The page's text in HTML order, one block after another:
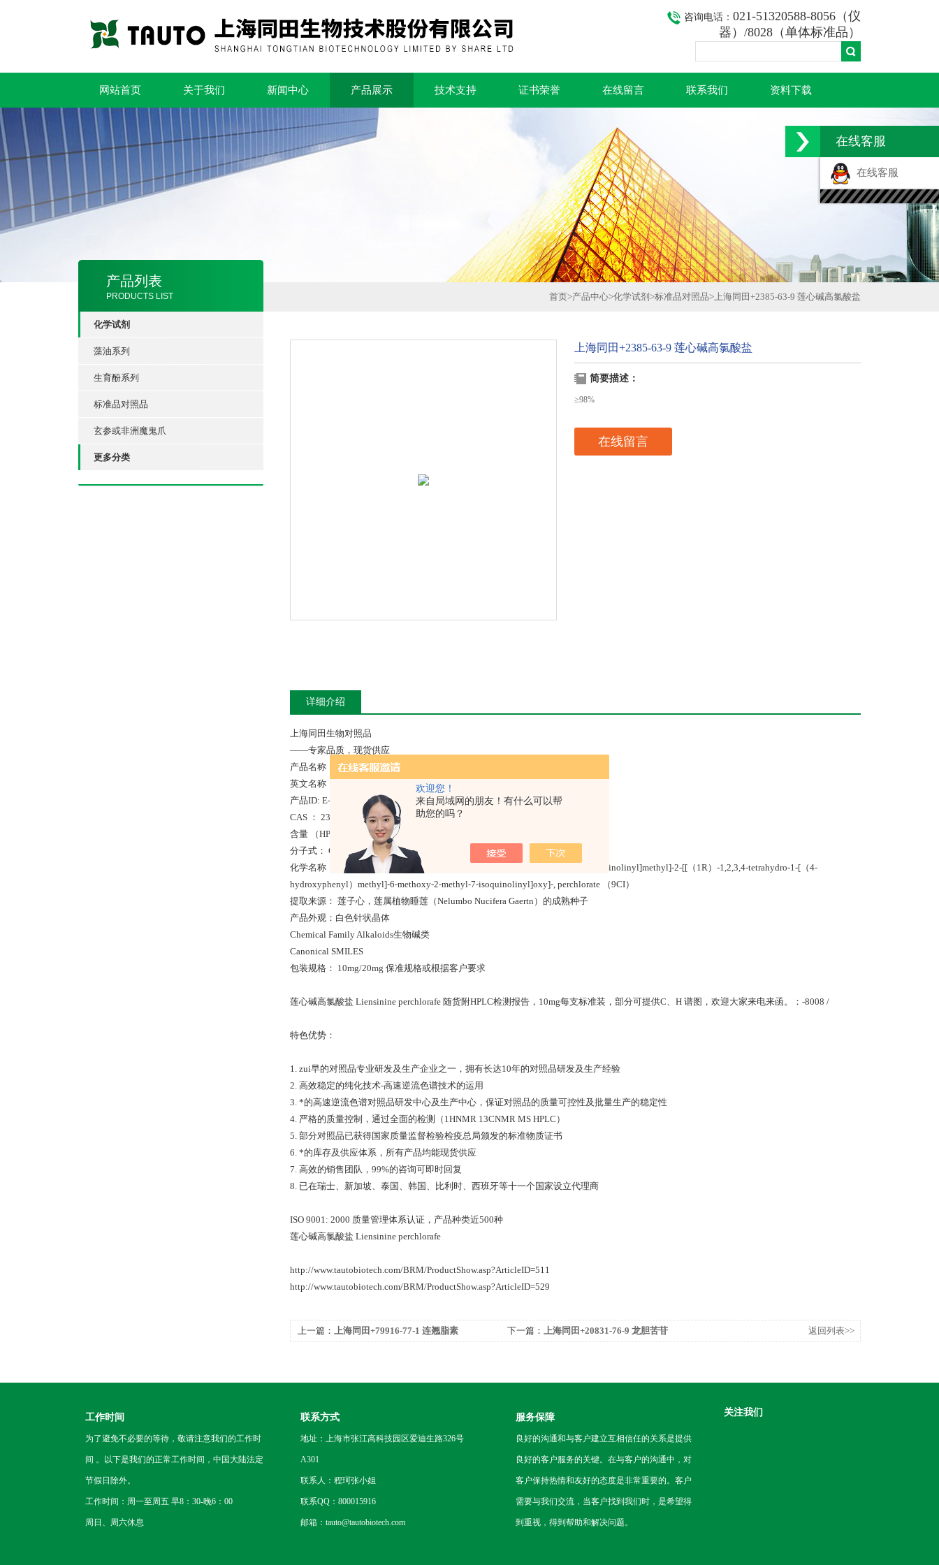
欢迎您！
来自局域网的朋友！有什么可以帮
助您的吗？
咨询电话： 021-51320588-8056（仪
器）/8028（单体标准品）
网站首页 关于我们 新闻中心 产品展示 技术支持 证书荣誉 在线留言 联系我们 资料下载
产品列表
PRODUCTS LIST
化学试剂
藻油系列
生育酚系列
标准品对照品
玄参或非洲魔鬼爪
更多分类
首页>产品中心>化学试剂 >标准品对照品>上海同田+2385-63-9 莲心碱高氯酸盐
上海同田+2385-63-9 莲心碱高氯酸盐
简要描述：
≥98%
在线留言
详细介绍
上海同田生物对照品
——专家品质，现货供应
产品名称：莲心碱高氯酸盐
英文名称：Liensinine perchlorate
产品ID: E-0443
CAS ： 2385-63-9
含量 （HPLC） >98%
分子式： C37 H42 N2 O6 . x Cl H O4
化学名称： Phenol, 4-[[（1R）-1,2,3,4-tetrahydro-6,7-dimethoxy-2-methyl-1-isoquinolinyl]methyl]-2-[[（1R）-1,2,3,4-tetrahydro-1-[（4-
hydroxyphenyl）methyl]-6-methoxy-2-methyl-7-isoquinolinyl]oxy]-, perchlorate （9CI）
提取来源： 莲子心，莲属植物睡莲（Nelumbo Nucifera Gaertn）的成熟种子
产品外观：白色针状晶体
Chemical Family Alkaloids生物碱类
Canonical SMILES
包装规格： 10mg/20mg 保准规格或根据客户要求
莲心碱高氯酸盐 Liensinine perchlorafe 随货附HPLC检测报告，10mg每支标准装，部分可提供C、H 谱图，欢迎大家来电来函。：-8008 /
特色优势：
1. zui早的对照品专业研发及生产企业之一，拥有长达10年的对照品研发及生产经验
2. 高效稳定的纯化技术-高速逆流色谱技术的运用
3. *的高速逆流色谱对照品研发中心及生产中心，保证对照品的质量可控性及批量生产的稳定性
4. 严格的质量控制，通过全面的检测（1HNMR 13CNMR MS HPLC）
5. 部分对照品已获得国家质量监督检验检疫总局颁发的标准物质证书
6. *的库存及供应体系，所有产品均能现货供应
7. 高效的销售团队，99%的咨询可即时回复
8. 已在瑞士、新加坡、泰国、韩国、比利时、西班牙等十一个国家设立代理商
ISO 9001: 2000 质量管理体系认证，产品种类近500种
莲心碱高氯酸盐 Liensinine perchlorafe
http://www.tautobiotech.com/BRM/ProductShow.asp?ArticleID=511
http://www.tautobiotech.com/BRM/ProductShow.asp?ArticleID=529
上一篇： 上海同田+79916-77-1 连翘脂素 下一篇： 上海同田+20831-76-9 龙胆苦苷 返回列表>>
工作时间
为了避免不必要的等待，敬请注意我们的工作时
间 。以下是我们的正常工作时间，中国大陆法定
节假日除外。
工作时间：周一至周五 早8：30-晚6：00
周日、周六休息
联系方式
地址：上海市张江高科技园区爱迪生路326号
A301
联系人：程珂张小姐
联系QQ：800015916
邮箱：tauto@tautobiotech.com
服务保障
良好的沟通和与客户建立互相信任的关系是提供
良好的客户服务的关键。在与客户的沟通中，对
客户保持热情和友好的态度是非常重要的。客户
需要与我们交流，当客户找到我们时，是希望得
到重视，得到帮助和解决问题。
关注我们
在线客服
在线客服